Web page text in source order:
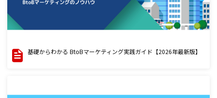
基礎からわかる BtoBマーケティング実践ガイド【2026年最新版】